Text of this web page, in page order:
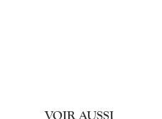
VOIR AUSSI